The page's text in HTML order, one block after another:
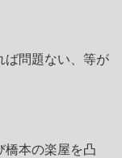
ば問題ない、等が
橋本の楽屋を凸